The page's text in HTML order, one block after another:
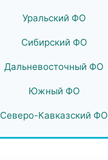
Уральский ФО
Сибирский ФО
Дальневосточный ФО
Южный ФО
Северо-Кавказский ФО